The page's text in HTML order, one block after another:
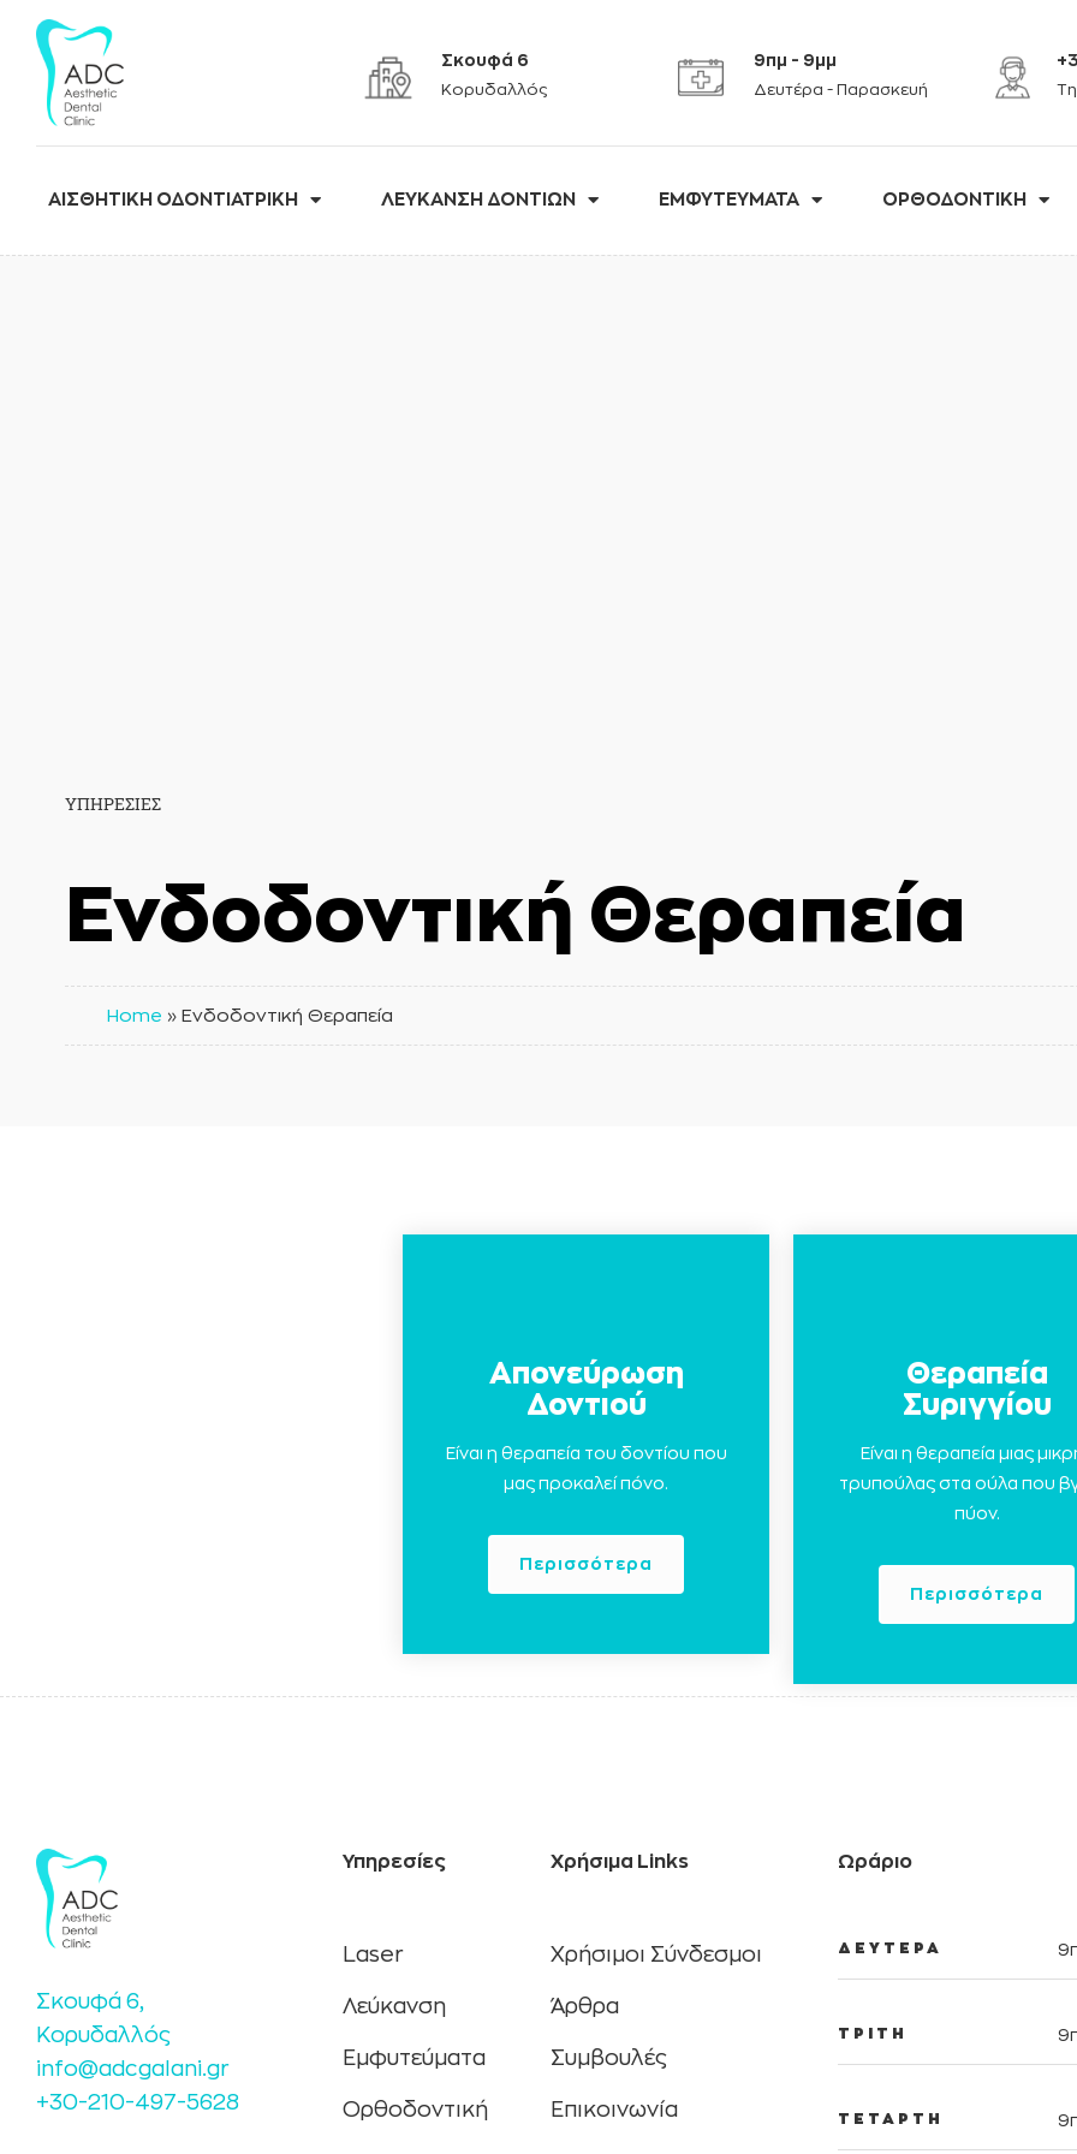
Σκουφά 6
Κορυδαλλός
9πμ - 9μμ
Δευτέρα - Παρασκευή
ΑΙΣΘΗΤΙΚΗ ΟΔΟΝΤΙΑΤΡΙΚΗ ΛΕΥΚΑΝΣΗ ΔΟΝΤΙΩΝ ΕΜΦΥΤΕΥΜΑΤΑ ΟΡΘΟΔΟΝΤΙΚΗ
ΥΠΗΡΕΣΙΕΣ
Ενδοδοντική Θεραπεία
Home »Ενδοδοντική Θεραπεία
Απονεύρωση
Δοντιού
Είναι η θεραπεία του δοντίου που
μας προκαλεί πόνο.
Περισσότερα
Θεραπεία
Συριγγίου
Είναι η θεραπεία μιας
τρυπούλας στα ούλα που
πύον.
Περισσότερα
Σκουφά 6,
Κορυδαλλός
info@adcgalani.gr
+30-210-497-5628
Υπηρεσίες
Laser
Λεύκανση
Εμφυτεύματα
Ορθοδοντική
Χρήσιμα Links
Χρήσιμοι Σύνδεσμοι
Άρθρα
Συμβουλές
Eπικοινωνία
Ωράριο
ΔΕΥΤΕΡΑ
ΤΡΙΤΗ
ΤΕΤΑΡΤΗ